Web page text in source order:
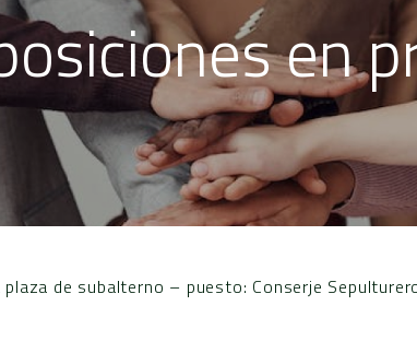
en
de subalterno – puesto: Conserje